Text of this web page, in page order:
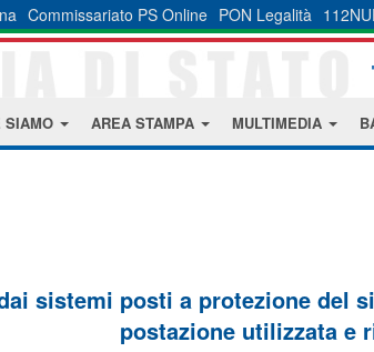
Commissariato PS Online PON Legalità
SIAMO AREA STAMPA MULTIMEDIA
sistemi posti a protezione del
postazione utilizzata e